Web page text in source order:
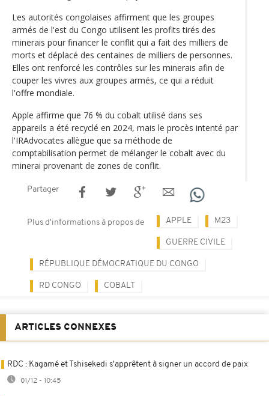
Les autorités congolaises affirment que les groupes
armés de l'est du Congo utilisent les profits tirés des
minerais pour financer le conflit qui a fait des milliers de
morts et déplacé des centaines de milliers de personnes.
Elles ont renforcé les contrôles sur les minerais afin de
couper les vivres aux groupes armés, ce qui a réduit
l'offre mondiale.
Apple affirme que 76 % du cobalt utilisé dans ses
appareils a été recyclé en 2024, mais le procès intenté par
l'IRAdvocates allègue que sa méthode de
comptabilisation permet de mélanger le cobalt avec du
minerai provenant de zones de conflit.
Partager
Plus d'informations à propos de APPLE M23
GUERRE CIVILE
RÉPUBLIQUE DÉMOCRATIQUE DU CONGO
RD CONGO COBALT
ARTICLES CONNEXES
RDC : Kagamé et Tshisekedi s'apprêtent à signer un accord de paix
01/12 - 10:45